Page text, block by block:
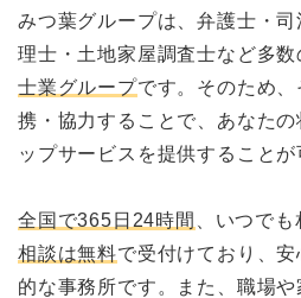
みつ葉グループは、弁護士・
理士・土地家屋調査士など多
士業グループです。そのため
携・協力することで、あなたの
ップサービスを提供することが
全国で365日24時間
、いつで
相談は無料で受付けており、
的な事務所です。また、職場